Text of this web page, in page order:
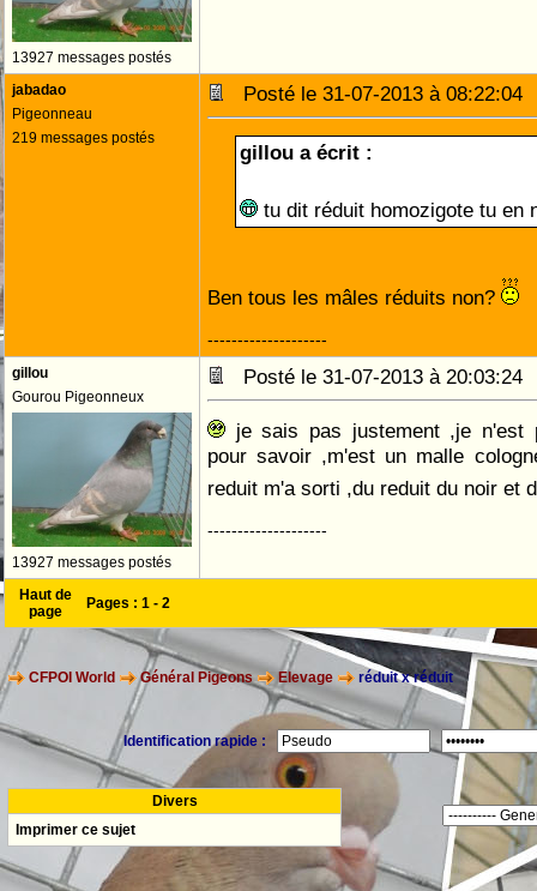
13927 messages postés
jabadao
Pigeonneau
219 messages postés
Posté le 31-07-2013 à
gillou a écrit :
tu dit réduit homozigote tu en
Ben tous les mâles réduits non?
--------------------
gillou
Gourou Pigeonneux
13927 messages postés
Posté le 31-07-2013 à
je sais pas justement ,je n'est
pour savoir ,m'est un malle
reduit m'a sorti ,du reduit du noir et
--------------------
Haut de
page
Pages : 1 - 2
CFPOI World Général Pigeons Elevage réduit x réduit
Identification rapide :
Divers
Imprimer ce sujet